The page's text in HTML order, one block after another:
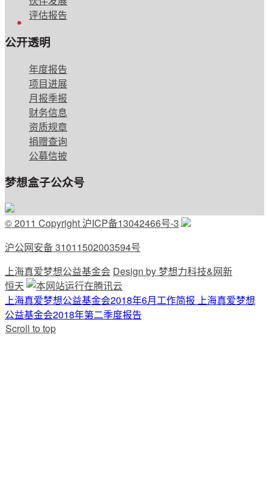
English
评估报告
公开透明
年度报告
项目进展
月报季报
财务信息
资质规章
捐赠查询
公募信披
梦想盒子公众号
© 2011 Copyright 沪ICP备13042466号-3
沪公网安备 31011502003594号
上海真爱梦想公益基金会 Design by 梦想力科技&网新
恒天
上海真爱梦想公益基金会2018年6月工作简报 上海真爱梦想
公益基金会2018年第二季度报告
Scroll to top